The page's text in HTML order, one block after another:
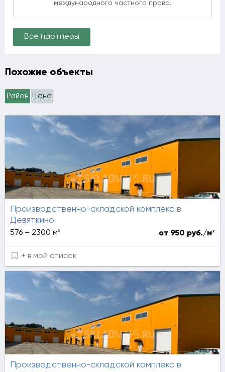
международного частного права.
Все партнеры
Похожие объекты
Район Цена
Производственно-складской комплекс в
Девяткино
576 – 2300 м2 от 950 руб./м2
+ в мой список
Производственно-складской комплекс в